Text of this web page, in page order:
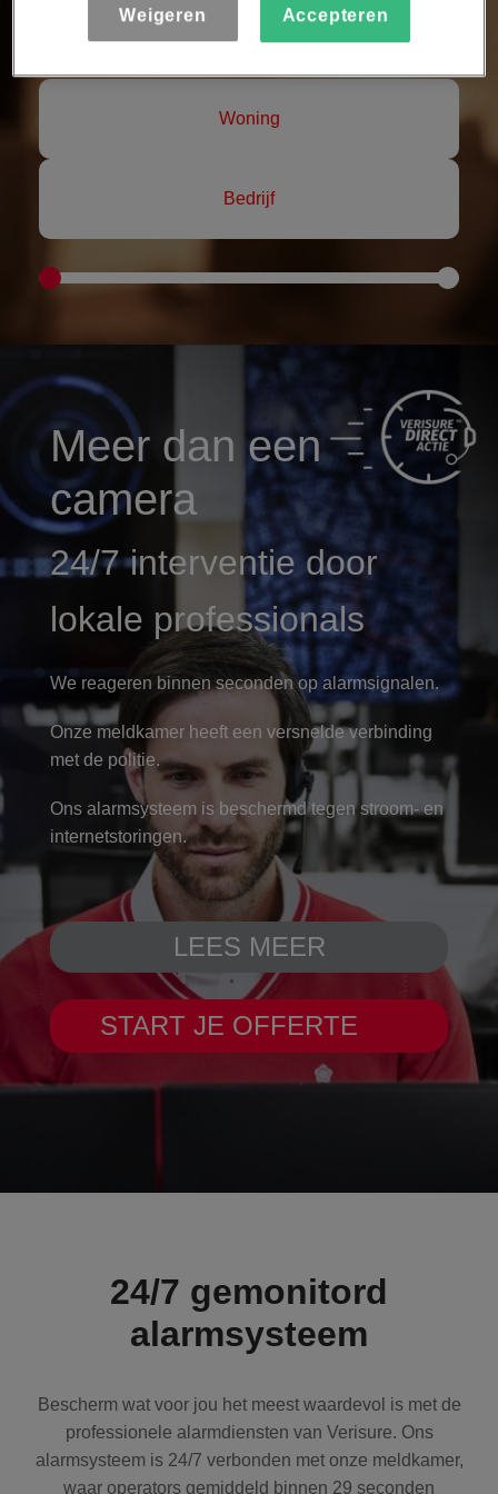
woning of bedrijf?
Woning
Bedrijf
Meer dan een
camera
24/7 interventie door
lokale professionals
We reageren binnen seconden op alarmsignalen.
Onze meldkamer heeft een versnelde verbinding
met de politie.
Ons alarmsysteem is beschermd tegen stroom- en
internetstoringen.
LEES MEER
START JE OFFERTE
24/7 gemonitord
alarmsysteem
Bescherm wat voor jou het meest waardevol is met de
professionele alarmdiensten van Verisure. Ons
alarmsysteem is 24/7 verbonden met onze meldkamer,
waar operators gemiddeld binnen 29 seconden
Weigeren Accepteren